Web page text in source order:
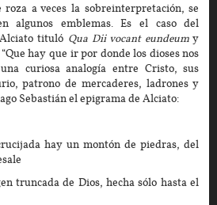
roza a veces la sobreinterpretación, se
algunos emblemas. Es el caso del
tituló Qua Dii vocant eundeum y
hay que ir por donde los dioses nos
curiosa analogía entre Cristo, sus
patrono de mercaderes, ladrones y
Sebastián el epigrama de Alciato:
hay un montón de piedras, del
truncada de Dios, hecha sólo hasta el